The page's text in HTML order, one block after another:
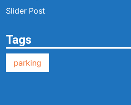
Slider Post
Tags
parking